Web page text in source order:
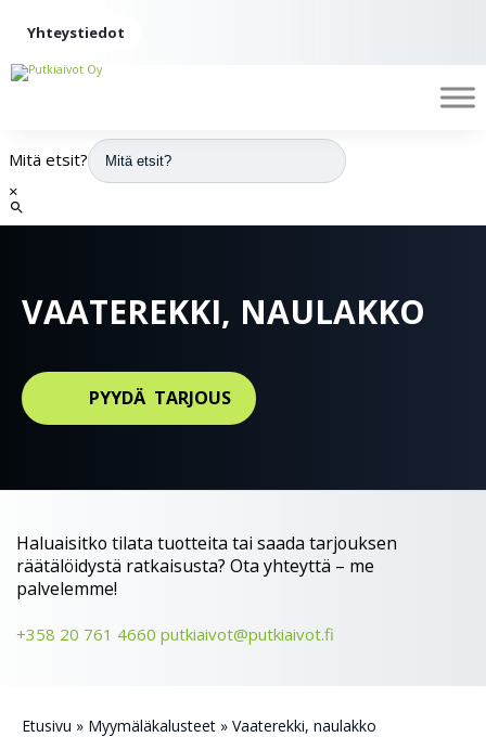
Yhteystiedot
Mitä etsit?
×
VAATE­REKKI, NAULAKKO
PYYDÄ TARJOUS
Haluaisitko tilata tuotteita tai saada tarjouksen
räätälöidystä ratkaisusta? Ota yhteyttä – me
palvelemme!
+358 20 761 4660 putkiaivot@putkiaivot.fi
Etusivu » Myymäläkalusteet » Vaate­rekki, naulakko